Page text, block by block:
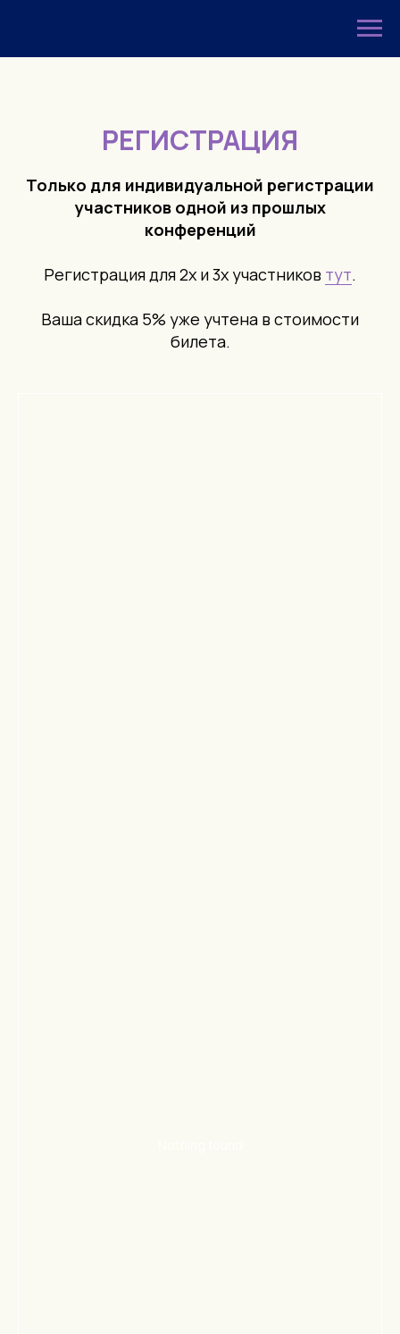
РЕГИСТРАЦИЯ
Только для индивидуальной регистрации
участников одной из прошлых
конференций
Регистрация для 2х и 3х участников тут.
Ваша скидка 5% уже учтена в стоимости
билета.